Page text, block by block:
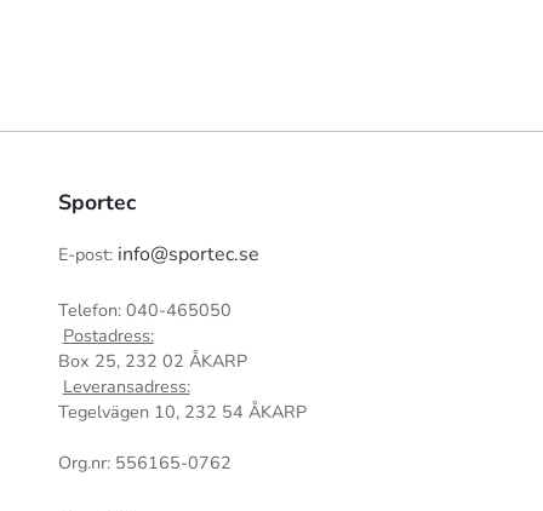
Sportec
E-post: info@sportec.se
Telefon: 040-465050
Postadress:
Box 25, 232 02 ÅKARP
Leveransadress:
Tegelvägen 10, 232 54 ÅKARP
Org.nr: 556165-0762